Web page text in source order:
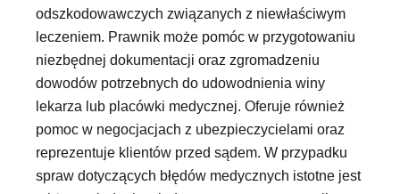
odszkodowawczych związanych z niewłaściwym
leczeniem. Prawnik może pomóc w przygotowaniu
niezbędnej dokumentacji oraz zgromadzeniu
dowodów potrzebnych do udowodnienia winy
lekarza lub placówki medycznej. Oferuje również
pomoc w negocjacjach z ubezpieczycielami oraz
reprezentuje klientów przed sądem. W przypadku
spraw dotyczących błędów medycznych istotne jest